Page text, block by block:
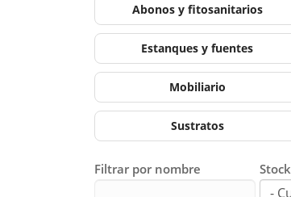
Abonos y fitosanitarios
Estanques y fuentes
Mobiliario
Sustratos
Filtrar por nombre Stock